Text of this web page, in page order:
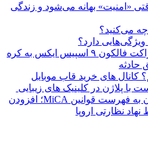
«امنیت» بهانه می‌شود و زندگی
چه می‌کنید؟
دارد؟
برخورد قطعه غیرفعال راکت فالکون ۹ اسپیس ایکس به کره
حادثه
کانال های خرید قاب موبایل
با پلاژن در کلینیک های زیبایی
ورود واحد بی‌ان‌وای ملون به فهرست قوانین MiCA؛ افزودن